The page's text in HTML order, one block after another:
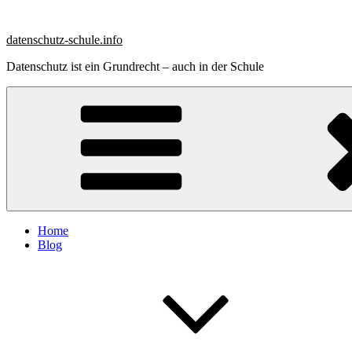
springen
datenschutz-schule.info
Datenschutz ist ein Grundrecht – auch in der Schule
Home
Blog